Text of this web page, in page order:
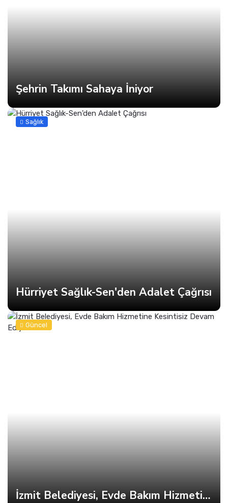
Şehrin Takımı Sahaya İniyor
Sağlık
Hürriyet Sağlık-Sen'den Adalet Çağrısı
Güncel
İzmit Belediyesi, Evde Bakım Hizmetine Kesintisiz Devam Ediyor